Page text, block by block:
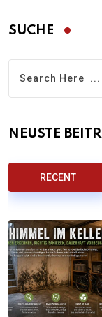
SUCHE
NEUSTE
RECENT